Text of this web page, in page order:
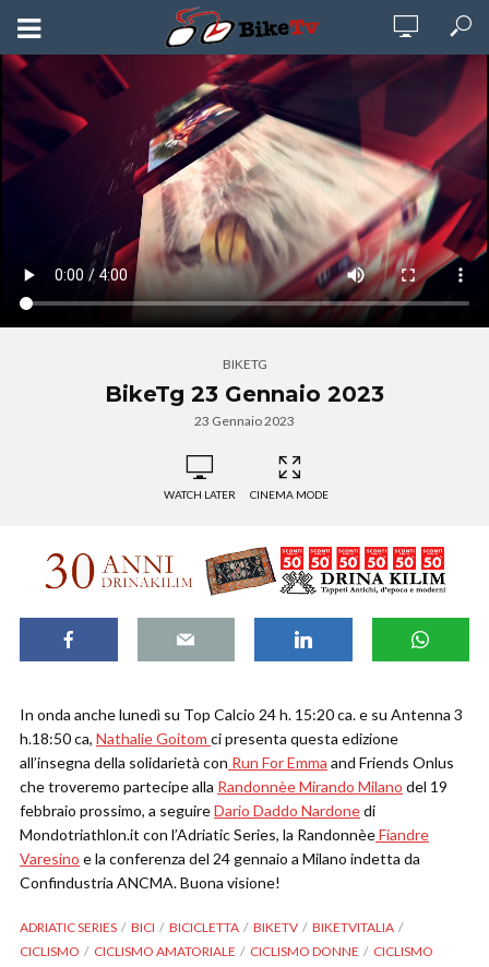
BIKETG
BikeTg 23 Gennaio 2023
23 Gennaio 2023
WATCH LATER CINEMA MODE
In onda anche lunedì su Top Calcio 24 h. 15:20 ca. e su Antenna 3
h.18:50 ca, Nathalie Goitom ci presenta questa edizione
all’insegna della solidarietà con Run For Emma and Friends Onlus
che troveremo partecipe alla Randonnèe Mirando Milano del 19
febbraio prossimo, a seguireDario Daddo Nardonedi
Mondotriathlon.it con l’Adriatic Series, la RandonnèeFiandre
Varesino e la conferenza del 24 gennaio a Milano indetta da
Confindustria ANCMA. Buona visione!
ADRIATIC SERIES BICI BICICLETTA BIKETV
BIKETVITALIA
CICLISMO
CICLISMO AMATORIALE CICLISMO DONNE
CICLISMO